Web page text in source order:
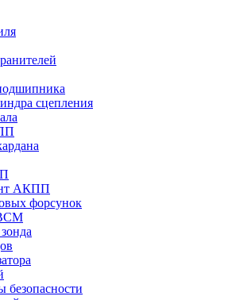
сцепления
АКПП
форсунок
безопасности